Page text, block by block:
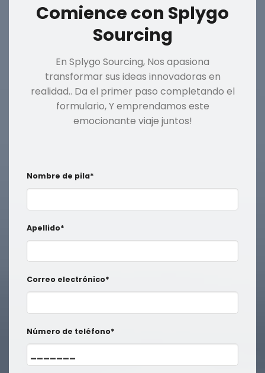
Comience con Splygo
Sourcing
En Splygo Sourcing, Nos apasiona
transformar sus ideas innovadoras en
realidad.. Da el primer paso completando el
formulario, Y emprendamos este
emocionante viaje juntos!
Nombre de pila*
Apellido*
Correo electrónico*
Número de teléfono*